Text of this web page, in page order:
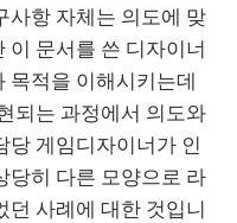
사항 자체는 의도에 맞
이 문서를 쓴 디자이너
목적을 이해시키는데
되는 과정에서 의도와
당 게임디자이너가 인
당히 다른 모양으로 라
던 사례에 대한 것입니